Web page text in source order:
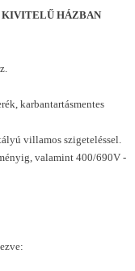
HÁZBAN
karbantartásmentes
villamos szigeteléssel.
valamint 400/690V -